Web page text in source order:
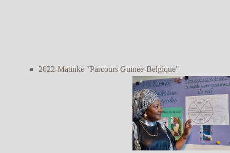
2022-Matinke "Parcours Guinée-Belgique"